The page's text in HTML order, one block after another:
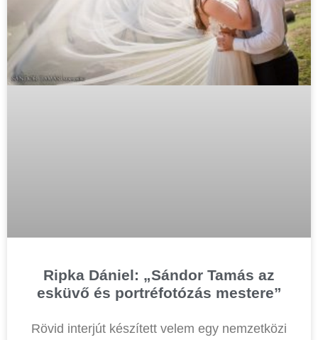
Ripka Dániel: „Sándor Tamás az
esküvő és portréfotózás mestere”
Rövid interjút készített velem egy nemzetközi